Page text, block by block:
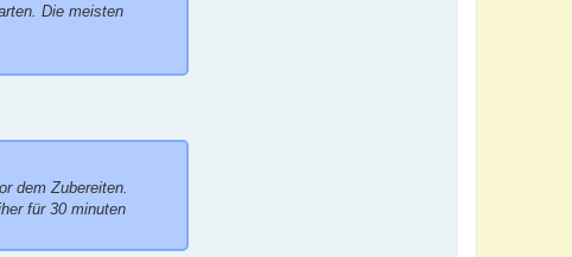
Die meisten
dem Zubereiten.
für 30 minuten